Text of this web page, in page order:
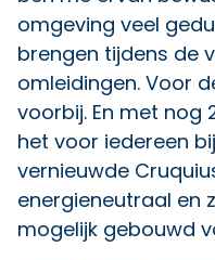
omgeving veel
brengen tijdens de
omleidingen. Voor
voorbij. En met nog
het voor iedereen
vernieuwde
energieneutraal en
mogelijk gebouwd